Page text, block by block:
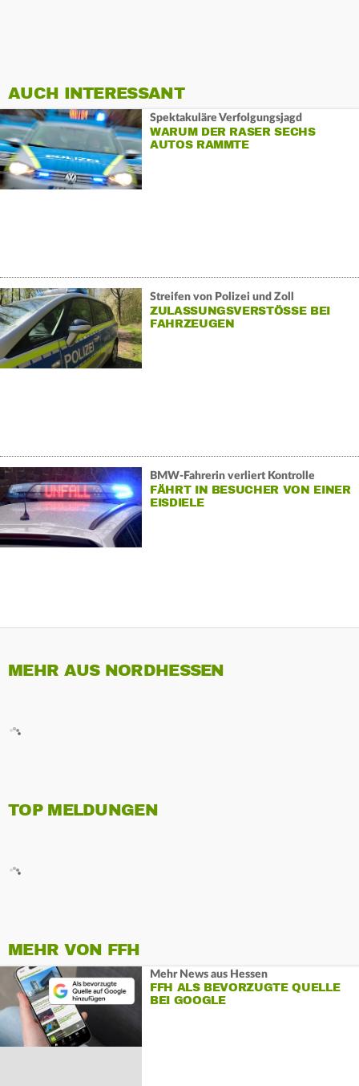
AUCH INTERESSANT
Spektakuläre Verfolgungsjagd
WARUM DER RASER SECHS
AUTOS RAMMTE
Streifen von Polizei und Zoll
ZULASSUNGSVERSTÖSSE BEI F
AHRZEUGEN
BMW-Fahrerin verliert Kontrolle
FÄHRT IN BESUCHER VON EINER
EISDIELE
MEHR AUS NORDHESSEN
TOP MELDUNGEN
MEHR VON FFH
Mehr News aus Hessen
FFH ALS BEVORZUGTE QUELLE
BEI GOOGLE